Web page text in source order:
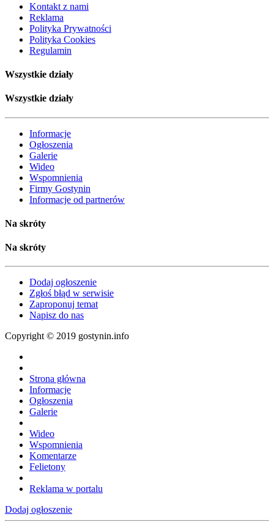
Kontakt z nami
Reklama
Polityka Prywatności
Polityka Cookies
Regulamin
Wszystkie działy
Wszystkie działy
Informacje
Ogłoszenia
Galerie
Wideo
Wspomnienia
Firmy Gostynin
Informacje od partnerów
Na skróty
Na skróty
Dodaj ogłoszenie
Zgłoś błąd w serwisie
Zaproponuj temat
Napisz do nas
Copyright © 2019 gostynin.info
Strona główna
Informacje
Ogłoszenia
Galerie
Wideo
Wspomnienia
Komentarze
Felietony
Reklama w portalu
Dodaj ogłoszenie